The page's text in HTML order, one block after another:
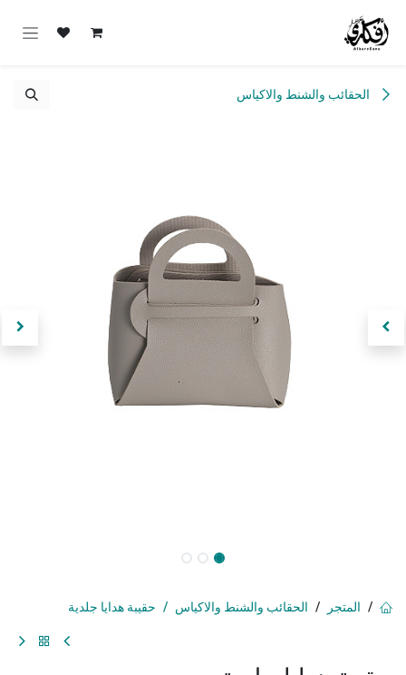
الحقائب والشنط والاكياس
المتجر الحقائب والشنط والاكياس حقيبة هدايا جلدية